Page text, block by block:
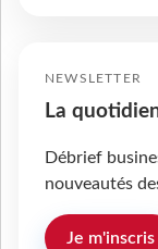
NEWSLETTER
La
Débrief
nouveautés
Je m'inscris